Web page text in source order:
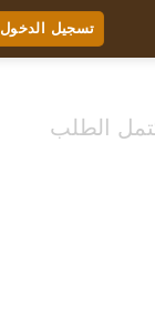
تسجيل الدخول
الطلب